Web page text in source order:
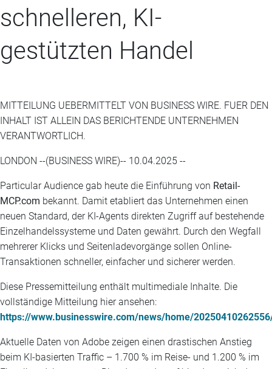
schnelleren, KI-
gestützten Handel
MITTEILUNG UEBERMITTELT VON BUSINESS WIRE. FUER DEN
INHALT IST ALLEIN DAS BERICHTENDE UNTERNEHMEN
VERANTWORTLICH.
LONDON --(BUSINESS WIRE)-- 10.04.2025 --
Particular Audience gab heute die Einführung von Retail-
MCP.com bekannt. Damit etabliert das Unternehmen einen
neuen Standard, der KI-Agents direkten Zugriff auf bestehende
Einzelhandelssysteme und Daten gewährt. Durch den Wegfall
mehrerer Klicks und Seitenladevorgänge sollen Online-
Transaktionen schneller, einfacher und sicherer werden.
Diese Pressemitteilung enthält multimediale Inhalte. Die
vollständige Mitteilung hier ansehen:
https://www.businesswire.com/news/home/
Aktuelle Daten von Adobe zeigen einen drastischen Anstieg
beim KI-basierten Traffic – 1.700 % im Reise- und 1.200 % im